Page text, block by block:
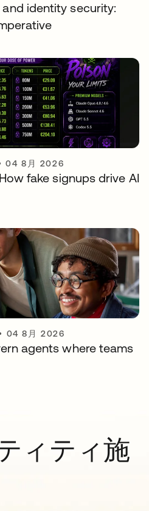
identity security:
04 8月 2026
fake signups drive AI
04 8月 2026
agents where teams
ィティ施